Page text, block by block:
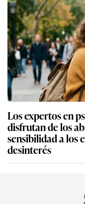
Los expertos en
disfrutan de los
sensibilidad a los
desinterés